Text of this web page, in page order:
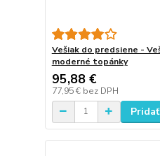
Vešiak do predsiene -
moderné topánky
95,88 €
77,95 € bez DPH